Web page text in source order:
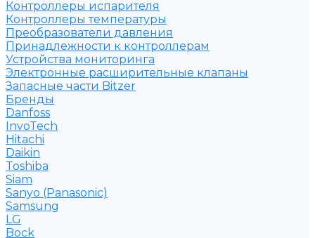
Контроллеры испарителя
Контроллеры температуры
Преобразователи давления
Принадлежности к контроллерам
Устройства мониторинга
Электронные расширительные клапаны
Запасные части Bitzer
Бренды
Danfoss
InvoTech
Hitachi
Daikin
Toshiba
Siam
Sanyo (Panasonic)
Samsung
LG
Bock